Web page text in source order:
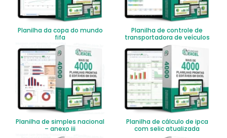
Planilha da copa do mundo
fifa
Planilha de controle de
transportadora de veículos
Planilha de simples nacional
– anexo iii
Planilha de cálculo de ipca
com selic atualizada